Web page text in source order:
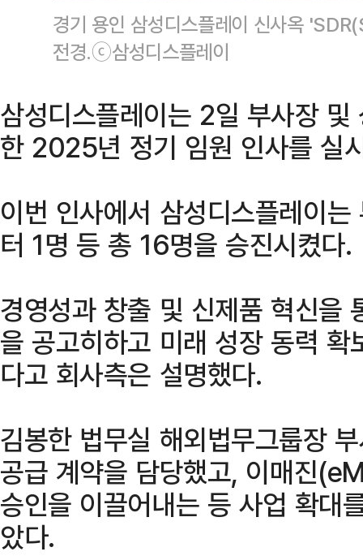
경기 용인 삼성디스플레이 신사옥
전경.ⓒ삼성디스플레이
삼성디스플레이는 2일 부사장
한 2025년 정기 임원 인사를 실
이번 인사에서 삼성디스플레이
터 1명 등 총 16명을 승진시켰다.
경영성과 창출 및 신제품 혁신을
을 공고히하고 미래 성장 동력
다고 회사측은 설명했다.
김봉한 법무실 해외법무그룹장
공급 계약을 담당했고, 이매진
승인을 이끌어내는 등 사업 확대
았다.